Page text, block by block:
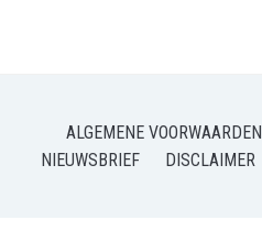
ALGEMENE VOORWAARDEN
NIEUWSBRIEF
DISCLAIMER